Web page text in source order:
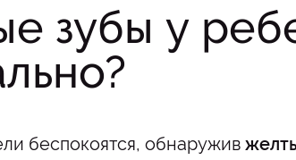
зубы у
беспокоятся, обнаружив